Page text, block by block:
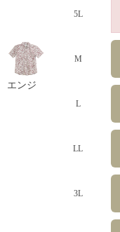
5L
エンジ
M
L
LL
3L